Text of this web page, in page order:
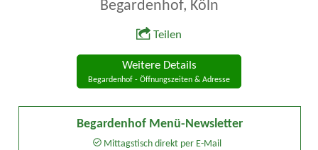
Begardenhof, Köln
Teilen
Weitere Details
Begardenhof - Öffnungszeiten & Adresse
Begardenhof Menü-Newsletter
Mittagstisch direkt per E-Mail